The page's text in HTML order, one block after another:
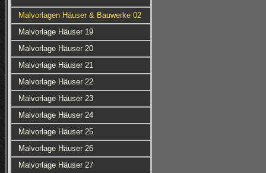
Malvorlagen Häuser & Bauwerke 02
Malvorlage Häuser 19
Malvorlage Häuser 20
Malvorlage Häuser 21
Malvorlage Häuser 22
Malvorlage Häuser 23
Malvorlage Häuser 24
Malvorlage Häuser 25
Malvorlage Häuser 26
Malvorlage Häuser 27